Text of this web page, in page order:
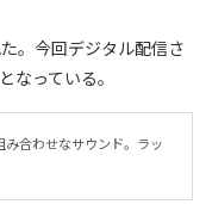
た。今回デジタル配信さ
なっている。
合わせなサウンド。ラッ